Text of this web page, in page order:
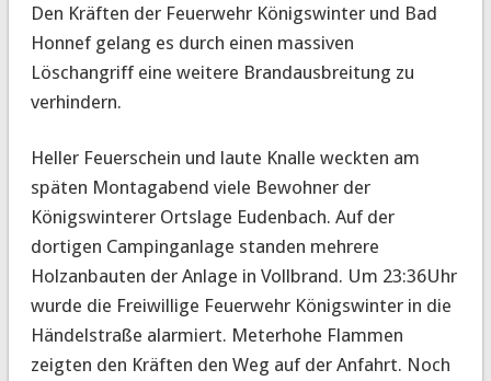
Den Kräften der Feuerwehr Königswinter und Bad
Honnef gelang es durch einen massiven
Löschangriff eine weitere Brandausbreitung zu
verhindern.
Heller Feuerschein und laute Knalle weckten am
späten Montagabend viele Bewohner der
Königswinterer Ortslage Eudenbach. Auf der
dortigen Campinganlage standen mehrere
Holzanbauten der Anlage in Vollbrand. Um 23:36Uhr
wurde die Freiwillige Feuerwehr Königswinter in die
Händelstraße alarmiert. Meterhohe Flammen
zeigten den Kräften den Weg auf der Anfahrt. Noch